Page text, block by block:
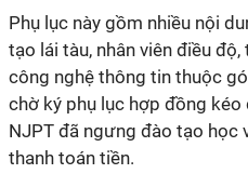
Phụ lục này gồm nhiều nội
tạo lái tàu, nhân viên điều
công nghệ thông tin thuộc
chờ ký phụ lục hợp đồng
NJPT đã ngưng đào tạo học
thanh toán tiền.